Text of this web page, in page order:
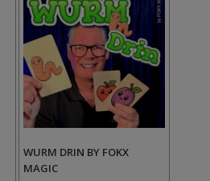
WURM DRIN BY FOKX
MAGIC